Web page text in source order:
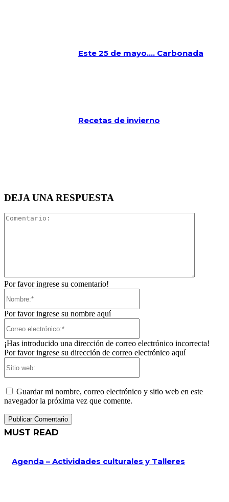
Este 25 de mayo…. Carbonada
Recetas de invierno
DEJA UNA RESPUESTA
Por favor ingrese su comentario!
Por favor ingrese su nombre aquí
¡Has introducido una dirección de correo electrónico incorrecta!
Por favor ingrese su dirección de correo electrónico aquí
Guardar mi nombre, correo electrónico y sitio web en este
navegador la próxima vez que comente.
MUST READ
Agenda – Actividades culturales y Talleres